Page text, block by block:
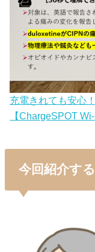
充電きれても安心
【ChargeSPOT Wi-
今回紹介す